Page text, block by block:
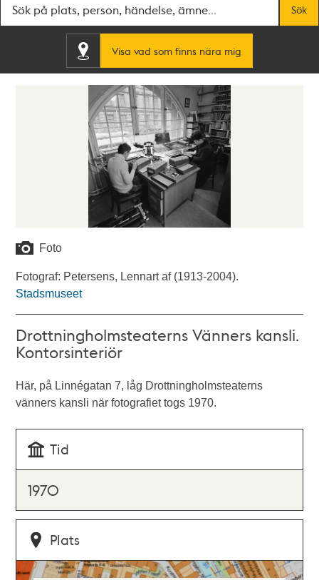
Sök
Visa vad som finns nära mig
Foto
Fotograf: Petersens, Lennart af (1913-2004).
Stadsmuseet
Drottningholmsteaterns Vänners kansli.
Kontorsinteriör
Här, på Linnégatan 7, låg Drottningholmsteaterns
vänners kansli när fotografiet togs 1970.
Tid
1970
Plats